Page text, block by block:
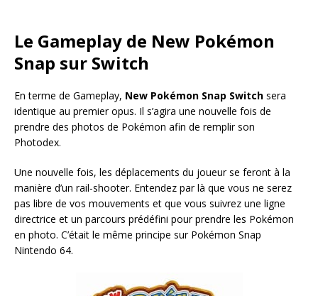
Le Gameplay de New Pokémon
Snap sur Switch
En terme de Gameplay, New Pokémon Snap Switch sera
identique au premier opus. Il s’agira une nouvelle fois de
prendre des photos de Pokémon afin de remplir son
Photodex.
Une nouvelle fois, les déplacements du joueur se feront à la
manière d’un rail-shooter. Entendez par là que vous ne serez
pas libre de vos mouvements et que vous suivrez une ligne
directrice et un parcours prédéfini pour prendre les Pokémon
en photo. C’était le même principe sur Pokémon Snap
Nintendo 64.